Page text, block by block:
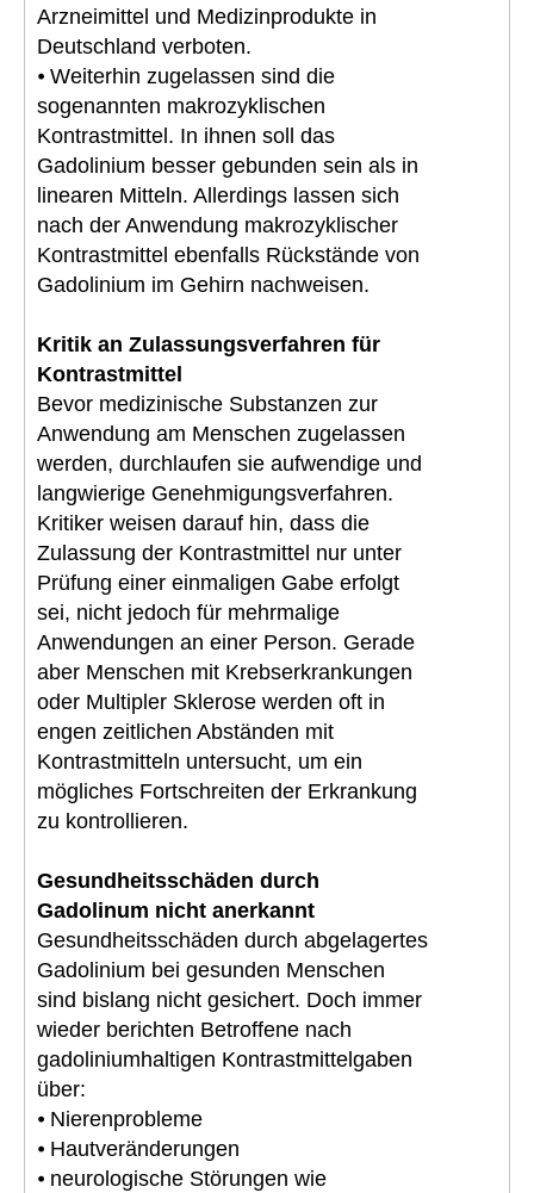
Arzneimittel und Medizinprodukte in
Deutschland verboten.
⦁ Weiterhin zugelassen sind die
sogenannten makrozyklischen
Kontrastmittel. In ihnen soll das
Gadolinium besser gebunden sein als in
linearen Mitteln. Allerdings lassen sich
nach der Anwendung makrozyklischer
Kontrastmittel ebenfalls Rückstände von
Gadolinium im Gehirn nachweisen.
Kritik an Zulassungsverfahren für
Kontrastmittel
Bevor medizinische Substanzen zur
Anwendung am Menschen zugelassen
werden, durchlaufen sie aufwendige und
langwierige Genehmigungsverfahren.
Kritiker weisen darauf hin, dass die
Zulassung der Kontrastmittel nur unter
Prüfung einer einmaligen Gabe erfolgt
sei, nicht jedoch für mehrmalige
Anwendungen an einer Person. Gerade
aber Menschen mit Krebserkrankungen
oder Multipler Sklerose werden oft in
engen zeitlichen Abständen mit
Kontrastmitteln untersucht, um ein
mögliches Fortschreiten der Erkrankung
zu kontrollieren.
Gesundheitsschäden durch
Gadolinum nicht anerkannt
Gesundheitsschäden durch abgelagertes
Gadolinium bei gesunden Menschen
sind bislang nicht gesichert. Doch immer
wieder berichten Betroffene nach
gadoliniumhaltigen Kontrastmittelgaben
über:
⦁ Nierenprobleme
⦁ Hautveränderungen
⦁ neurologische Störungen wie